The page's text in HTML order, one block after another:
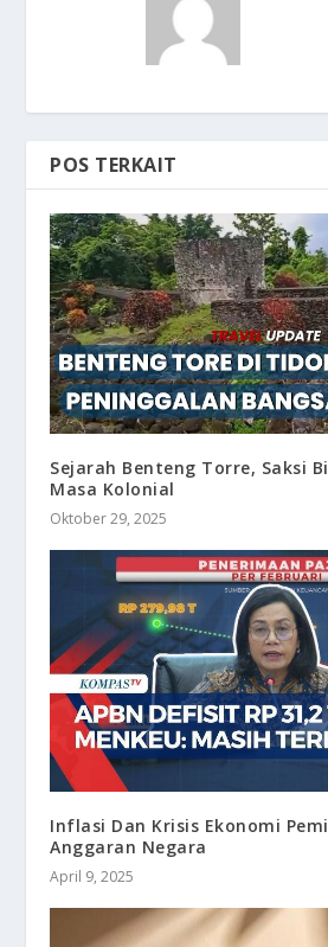
POS TERKAIT
Sejarah Benteng Torre, Saksi
Masa Kolonial
Oktober 29, 2025
Inflasi Dan Krisis Ekonomi
Anggaran Negara
April 9, 2025